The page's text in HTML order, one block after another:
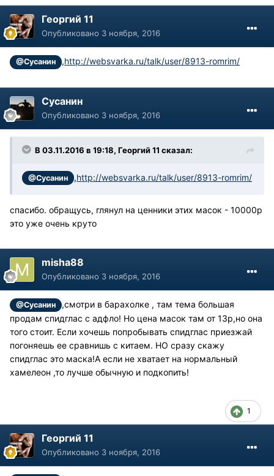
Георгий 11
Опубликовано 3 ноября, 2016
@Сусанин ,http://websvarka.ru/talk/user/8913-romrim/
Сусанин
Опубликовано 3 ноября, 2016
В 03.11.2016 в 19:18, Георгий 11 сказал:
@Сусанин ,http://websvarka.ru/talk/user/8913-romrim/
спасибо. обращусь, глянул на ценники этих масок - 10000р
это уже очень круто
misha88
Опубликовано 3 ноября, 2016
@Сусанин
,смотри в барахолке , там тема большая
продам спидглас с адфло! Но цена масок там от 13р,но она
того стоит. Если хочешь попробывать спидглас приезжай
погоняешь ее сравнишь с китаем. НО сразу скажу
спидглас это маска!А если не хватает на нормальный
хамелеон ,то лучше обычную и подкопить!
1
Георгий 11
Опубликовано 3 ноября, 2016